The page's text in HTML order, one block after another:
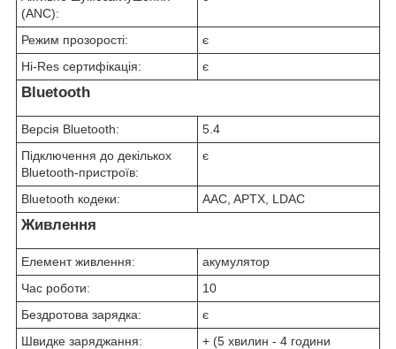
(ANC):
Режим прозорості:
є
Hi-Res сертифікація:
є
Bluetooth
Версія Bluetooth:
5.4
Підключення до декількох
Bluetooth-пристроїв:
є
Bluetooth кодеки: AAC, APTX, LDAC
Живлення
Елемент живлення:
акумулятор
Час роботи:
10
Бездротова зарядка:
є
Швидке заряджання:
+ (5 хвилин - 4 години